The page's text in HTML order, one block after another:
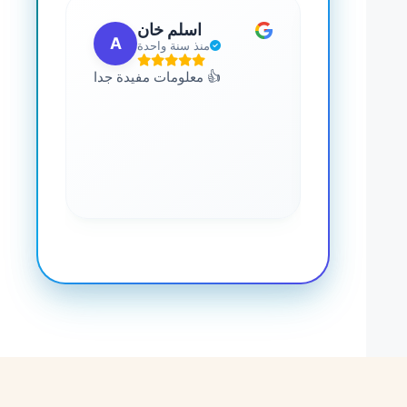
A
اسلم خان
منذ سنة واحدة
معلومات مفيدة جدا 👍